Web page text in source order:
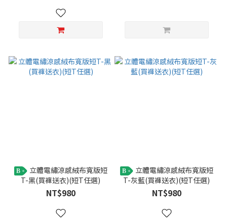
B
T-黑(買褲送衣)(短T任選)
NT$980
B
T-灰藍(買褲送衣)(短T任選)
NT$980